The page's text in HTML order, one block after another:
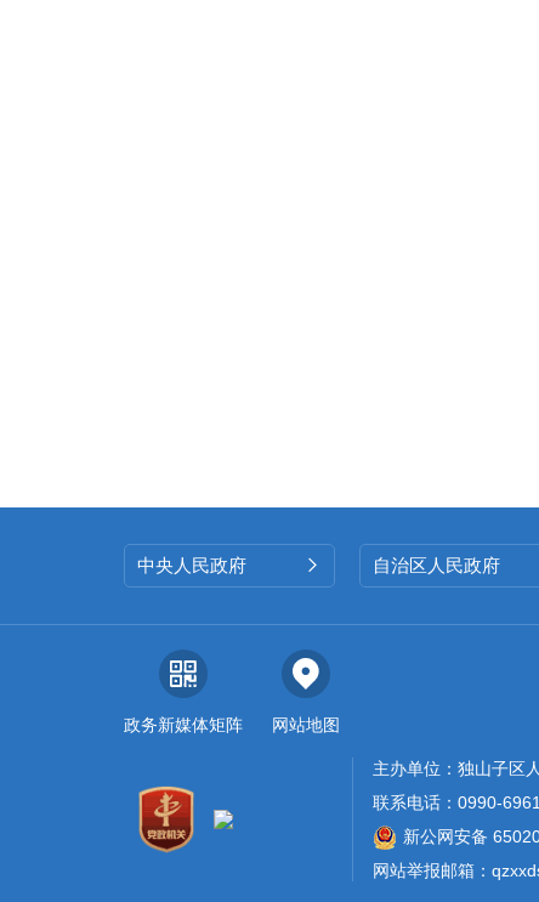
中央人民政府  自治区人民政府
政务新媒体矩阵 网站地图
主办单位：独山子区
联系电话：0990-
新公网安备
网站举报邮箱：